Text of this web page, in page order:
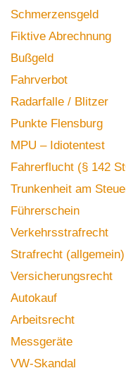
Schmerzensgeld
Fiktive Abrechnung
Bußgeld
Fahrverbot
Radarfalle / Blitzer
Punkte Flensburg
MPU – Idiotentest
Fahrerflucht (§ 142
Trunkenheit am
Führerschein
Verkehrsstrafrecht
Strafrecht (allgemein)
Versicherungsrecht
Autokauf
Arbeitsrecht
Messgeräte
VW-Skandal